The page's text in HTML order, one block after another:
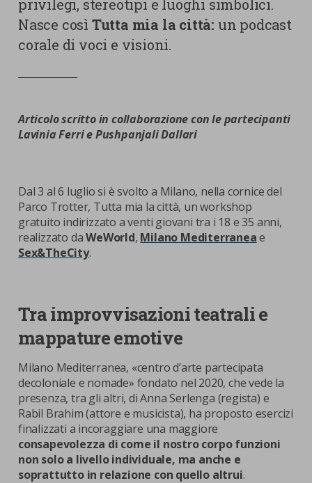
privilegi, stereotipi e luoghi simbolici.
Nasce così Tutta mia la città: un podcast
corale di voci e visioni.
Articolo scritto in collaborazione conle partecipanti
Lavinia Ferri e Pushpanjali Dallari
Dal 3 al 6 luglio si è svolto a Milano, nella cornice del
Parco Trotter, Tutta mia la città, un workshop
gratuito indirizzato a venti giovani tra i 18 e 35 anni,
realizzato daWeWorld, Milano Mediterraneae
Sex&TheCity.
Tra improvvisazioni teatrali e
mappature emotive
Milano Mediterranea, «centro d’arte partecipata
decoloniale e nomade» fondato nel 2020, che vede la
presenza, tra gli altri, di Anna Serlenga (regista) e
Rabil Brahim (attore e musicista), ha proposto esercizi
finalizzati a incoraggiare una maggiore
consapevolezza di come il nostro corpo funzioni
non solo a livello individuale, ma anche e
soprattutto in relazione con quello altrui.